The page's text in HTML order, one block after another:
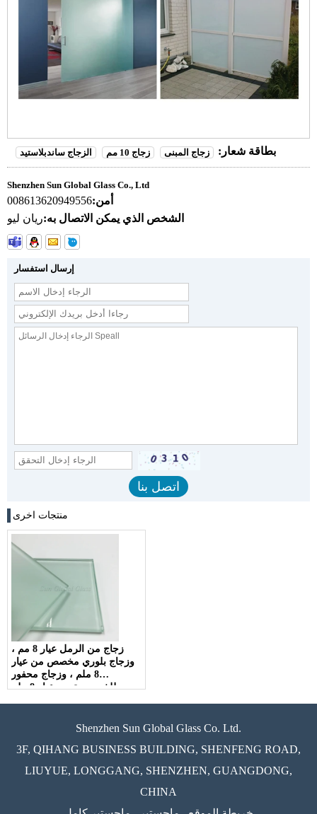
بطاقة شعار: زجاج المبنى زجاج 10 مم الزجاج ساندبلاستيد
Shenzhen Sun Global Glass Co., Ltd
أمن:008613620949556
الشخص الذي يمكن الاتصال به:ريان ليو
إرسال استفسار
منتجات اخرى
زجاج من الرمل عيار 8 مم ،
وزجاج بلوري مخصص من عيار
8 ملم ، وزجاج محفور
للخصوصية من عيار 8 ملم
Shenzhen Sun Global Glass Co. Ltd.
3F, QIHANG BUSINESS BUILDING, SHENFENG ROAD,
LIUYUE, LONGGANG, SHENZHEN, GUANGDONG,
CHINA